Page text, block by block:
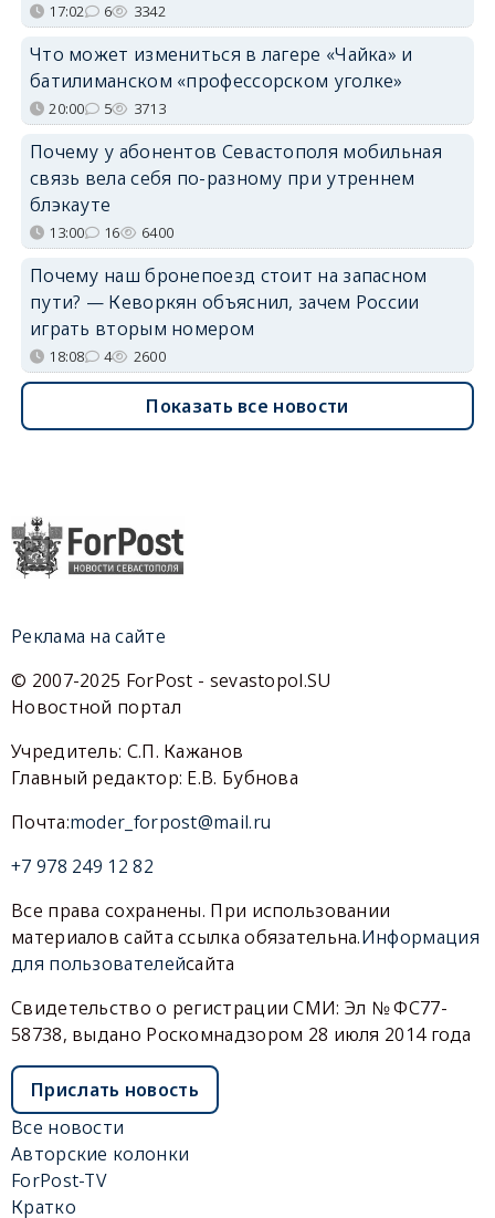
17:02 6 3342
Что может измениться в лагере «Чайка» и
батилиманском «профессорском уголке»
20:00 5 3713
Почему у абонентов Севастополя мобильная
связь вела себя по-разному при утреннем
блэкауте
13:00 16 6400
Почему наш бронепоезд стоит на запасном
пути? — Кеворкян объяснил, зачем России
играть вторым номером
18:08 4 2600
Показать все новости
Реклама на сайте
© 2007-2025 ForPost - sevastopol.SU
Новостной портал
Учредитель: С.П. Кажанов
Главный редактор: Е.В. Бубнова
Почта:moder_forpost@mail.ru
+7 978 249 12 82
Все права сохранены. При использовании
материалов сайта ссылка обязательна.Информация
для пользователейсайта
Свидетельство о регистрации СМИ: Эл № ФС77-
58738, выдано Роскомнадзором 28 июля 2014 года
Прислать новость
Все новости
Авторские колонки
ForPost-TV
Кратко